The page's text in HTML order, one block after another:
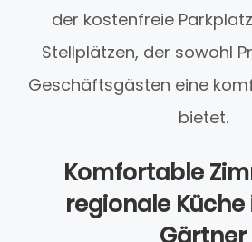
der kostenfreie
Stellplätzen, der sowohl
Geschäftsgästen eine
bietet.
Komfortable
regionale Küche